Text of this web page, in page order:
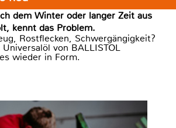
dem Winter oder langer Zeit aus
kennt das Problem.
Rostflecken, Schwergängigkeit?
von BALLISTOL
wieder in Form.